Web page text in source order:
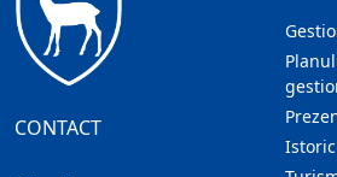
CONTACT
Istoric